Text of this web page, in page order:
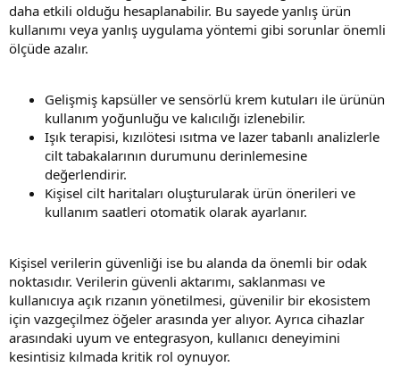
daha etkili olduğu hesaplanabilir. Bu sayede yanlış ürün
kullanımı veya yanlış uygulama yöntemi gibi sorunlar önemli
ölçüde azalır.
Gelişmiş kapsüller ve sensörlü krem kutuları ile ürünün
kullanım yoğunluğu ve kalıcılığı izlenebilir.
Işık terapisi, kızılötesi ısıtma ve lazer tabanlı analizlerle
cilt tabakalarının durumunu derinlemesine
değerlendirir.
Kişisel cilt haritaları oluşturularak ürün önerileri ve
kullanım saatleri otomatik olarak ayarlanır.
Kişisel verilerin güvenliği ise bu alanda da önemli bir odak
noktasıdır. Verilerin güvenli aktarımı, saklanması ve
kullanıcıya açık rızanın yönetilmesi, güvenilir bir ekosistem
için vazgeçilmez öğeler arasında yer alıyor. Ayrıca cihazlar
arasındaki uyum ve entegrasyon, kullanıcı deneyimini
kesintisiz kılmada kritik rol oynuyor.